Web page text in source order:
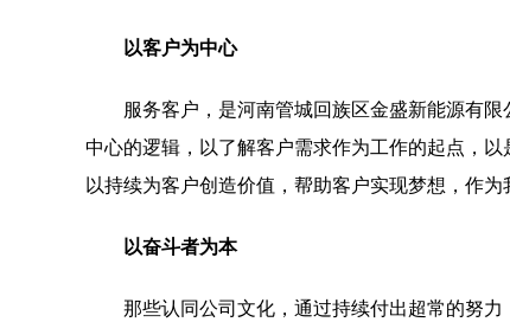
以客户为中心
服务客户，是河南管城回族区金盛新能源有
中心的逻辑，以了解客户需求作为工作的起点，
以持续为客户创造价值，帮助客户实现梦想，作为
以奋斗者为本
那些认同公司文化，通过持续付出超常的努